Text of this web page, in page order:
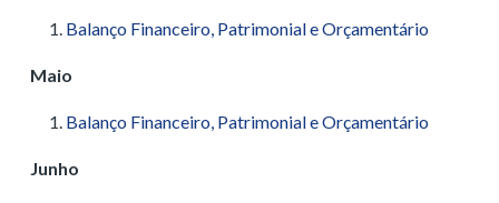
Balanço Financeiro, Patrimonial e Orçamentário
Maio
Balanço Financeiro, Patrimonial e Orçamentário
Junho